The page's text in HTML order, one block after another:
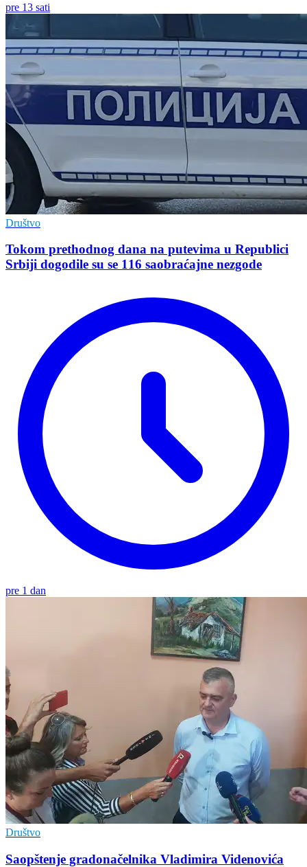
pre 13 sati
Društvo
Tokom prethodnog dana na putevima u Republici
Srbiji dogodile su se 116 saobraćajne nezgode
pre 1 dan
Društvo
Saopštenje gradonačelnika Vladimira Videnovića